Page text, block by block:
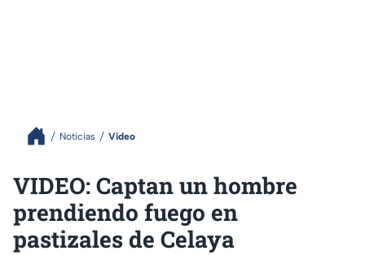
Noticias Video
VIDEO: Captan un hombre
prendiendo fuego en
pastizales de Celaya